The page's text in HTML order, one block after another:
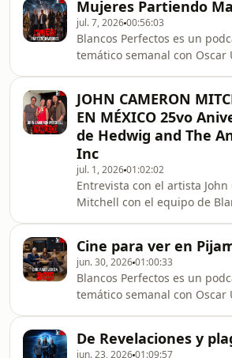
colectiva.
de Moscas, y de la
Q&amp;A en México. La
nueva película de Olivia
Seth Rogen, Penélope Cruz
Norton sobre intercambio
y aprovechamos para
mejores películas de
historia del cine. Un e
Mujeres Partiendo
jul. 7, 202600:56:03
Blancos Perfectos es un
temático semanal con Oscar
icónicas, con la misión de
partir de debates
es lo que hace que una
de ser mero entretenimiento
convertirse en un Blanco
la historia del cine.Síguenos
las redes como Blancos
Podcas
JOHN CAMERON
EN MÉXICO 25vo
de Hedwig and The
Inc
jul. 1, 202601:02:02
Entrevista con el artista John
Mitchell con el equipo de
BastarracheaBlancos
podcast temático semanal
Uriel, Peli de la Semana y
Valle, dedicado a la
películas icónicas, con la
descubrir, a partir de
encarnizados, qué es lo que
Cine para ver en
jun. 30, 202601:00:33
Blancos Perfectos es un
temático semanal con Oscar
icónicas, con la misión de
De Revelaciones y
jun. 23, 202601:09:57